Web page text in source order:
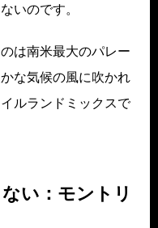
いのです。
は南米最大のパレー
な気候の風に吹かれ
ルランドミックスで
い：モントリ